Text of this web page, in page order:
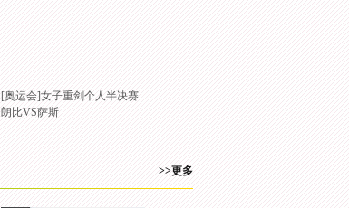
[奥运会]女子重剑个人半决赛
朗比VS萨斯
>>更多